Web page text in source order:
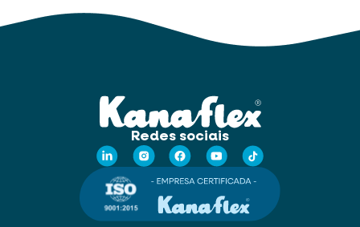
Redes sociais